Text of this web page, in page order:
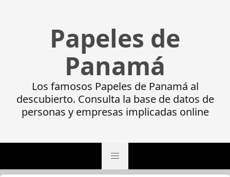
Papeles de
Panamá
Los famosos Papeles de Panamá al
descubierto. Consulta la base de datos de
personas y empresas implicadas online